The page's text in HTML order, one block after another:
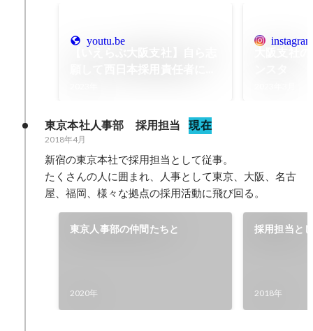
youtu.be
東京本社人事部　採用担当 現在
2018年4月
新宿の東京本社で採用担当として従事。
たくさんの人に囲まれ、人事として東京、大阪、名古
屋、福岡、様々な拠点の採用活動に飛び回る。
東京人事部の仲間たちと
2020年
採用担当と
2018年